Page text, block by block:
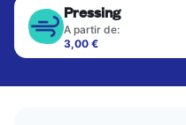
Pressing
A partir de:
3,00 €
Les articles délicats
costumes, les robes,